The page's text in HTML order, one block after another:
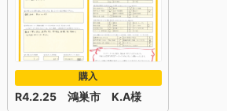
購入
R4.2.25 鴻巣市 K.A様